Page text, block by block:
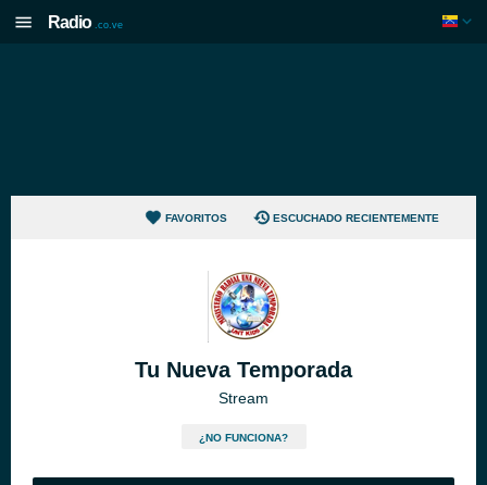
Radio .co.ve
FAVORITOS ESCUCHADO RECIENTEMENTE
Tu Nueva Temporada
Stream
¿NO FUNCIONA?